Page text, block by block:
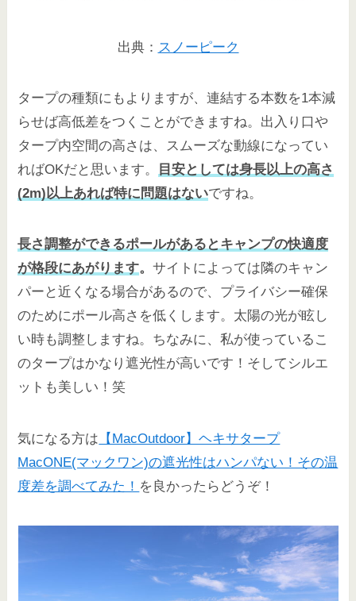
出典： スノーピーク
タープの種類にもよりますが、連結する本数を1本減
らせば高低差をつくことができますね。出入り口や
タープ内空間の高さは、スムーズな動線になってい
ればOKだと思います。
目安としては身長以上の高さ
(2m)以上あれば特に問題はないですね。
長さ調整ができるポールがある とキャンプの快適度
が格段にあがります。サイトによっては隣のキャン
パーと近くなる場合があるので、プライバシー確保
のためにポール高さを低くします。太陽の光が眩し
い時も調整しますね。ちなみに、私が使っているこ
のタープはかなり遮光性が高いです！そしてシルエ
ットも美しい！笑
気になる方は 【MacOutdoor】ヘキサタープ
MacONE(マックワン)の遮光性はハンパない！その温
度差を調べてみた！ を良かったらどうぞ！